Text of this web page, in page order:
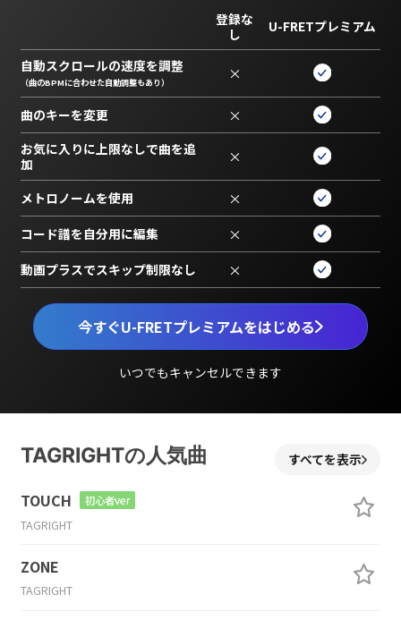
今すぐU-FRETプレミアムをはじめる
いつでもキャンセルできます
登録な
し
U-FRETプレミアム
自動スクロールの速度を調整
（曲のBPMに合わせた自動調整もあり） ×
曲のキーを変更 ×
お気に入りに上限なしで曲を追
加
×
メトロノームを使用 ×
コード譜を自分用に編集 ×
動画プラスでスキップ制限なし ×
TAGRIGHTの人気曲 すべてを表示
TOUCH 初心者ver
TAGRIGHT
ZONE
TAGRIGHT